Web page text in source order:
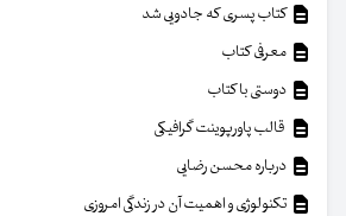
کتاب پسری که جادویی شد
معرفی کتاب
دوستی با کتاب
قالب پاورپوینت گرافیکی
درباره محسن رضایی
تکنولوژی و اهمیت آن در زندگی امروزی